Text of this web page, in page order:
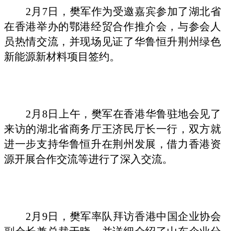
2月7日，樊军作为受邀嘉宾参加了湖北省
在香港举办的鄂港经贸合作推介会，与参会人
员热情交流，并现场见证了华鲁恒升荆州绿色
新能源新材料项目签约。
2月8日上午，樊军在香港华鲁驻地会见了
来访的湖北省商务厅王济民厅长一行，双方就
进一步支持华鲁恒升在荆州发展，借力香港资
源开展合作交流等进行了深入交流。
2月9日，樊军率队拜访香港中国企业协会